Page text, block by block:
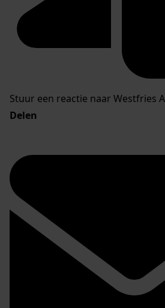
Stuur een reactie naar Westfries
Delen